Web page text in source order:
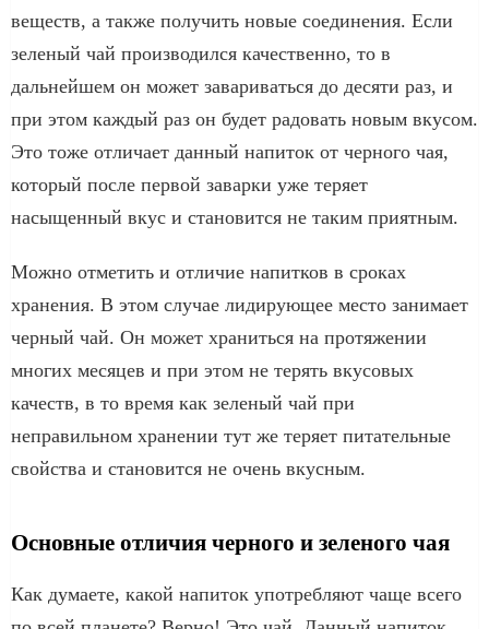
веществ, а также получить новые соединения. Если
зеленый чай производился качественно, то в
дальнейшем он может завариваться до десяти раз, и
при этом каждый раз он будет радовать новым вкусом.
Это тоже отличает данный напиток от черного чая,
который после первой заварки уже теряет
насыщенный вкус и становится не таким приятным.
Можно отметить и отличие напитков в сроках
хранения. В этом случае лидирующее место занимает
черный чай. Он может храниться на протяжении
многих месяцев и при этом не терять вкусовых
качеств, в то время как зеленый чай при
неправильном хранении тут же теряет питательные
свойства и становится не очень вкусным.
Основные отличия черного и зеленого чая
Как думаете, какой напиток употребляют чаще всего